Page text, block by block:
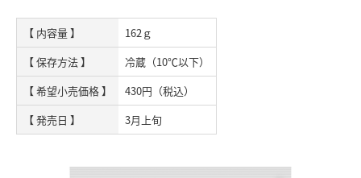
【 内容量 】
162ｇ
【 保存方法 】
冷蔵（10℃以下）
【 希望小売価格 】
430円（税込）
【 発売日 】
3月上旬